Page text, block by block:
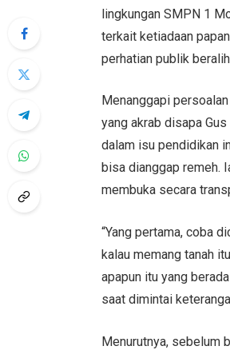
lingkungan SMPN 1
terkait ketiadaan
perhatian publik
Menanggapi
yang akrab disapa
dalam isu pendidikan
bisa dianggap remeh.
membuka secara
“Yang pertama, coba
kalau memang tanah
apapun itu yang
saat dimintai
Menurutnya, sebelum